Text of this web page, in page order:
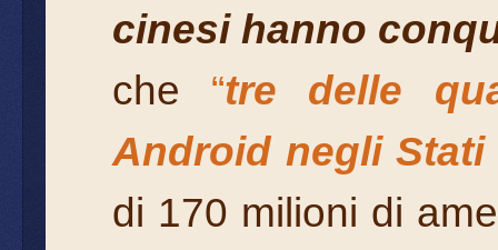
cinesi hanno
che “tre delle
Android negli
di 170 milioni di